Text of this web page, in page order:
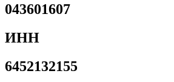
043601607
ИНН
6452132155